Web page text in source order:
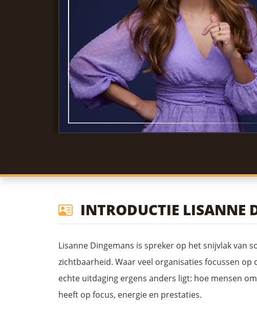
INTRODUCTIE LISANNE
Lisanne Dingemans is spreker op het snijvlak van
zichtbaarheid. Waar veel organisaties focussen
echte uitdaging ergens anders ligt: hoe mensen
heeft op focus, energie en prestaties.